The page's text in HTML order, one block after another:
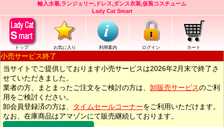
輸入水着,ランジェリー,ドレス,ダンス衣装,仮装コスチューム
Lady Cat Smart
トップ お気に入り 利用案内 ログイン カート
小売サービス終了
当サイトでご提供しております小売サービスは2026年2月末で終了さ
せていただきました。
業者の方、まとまったご注文をご検討の方は、 卸販売サービスのご利
用をご検討ください。
卸会員登録済の方は、
タイムセールコーナーをご利用いただけます。
なお、在庫商品はアマゾンにて販売継続しております。